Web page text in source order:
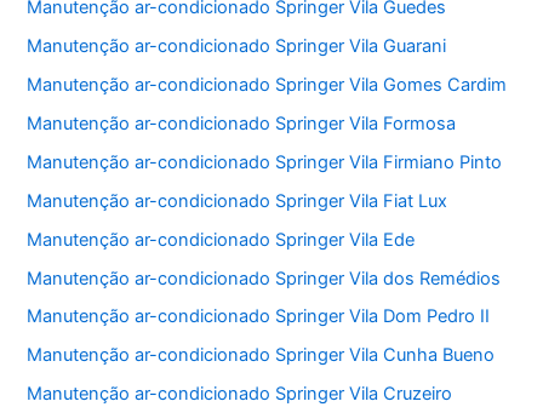
Manutenção ar-condicionado Springer Vila Guedes
Manutenção ar-condicionado Springer Vila Guarani
Manutenção ar-condicionado Springer Vila Gomes Cardim
Manutenção ar-condicionado Springer Vila Formosa
Manutenção ar-condicionado Springer Vila Firmiano Pinto
Manutenção ar-condicionado Springer Vila Fiat Lux
Manutenção ar-condicionado Springer Vila Ede
Manutenção ar-condicionado Springer Vila dos Remédios
Manutenção ar-condicionado Springer Vila Dom Pedro II
Manutenção ar-condicionado Springer Vila Cunha Bueno
Manutenção ar-condicionado Springer Vila Cruzeiro